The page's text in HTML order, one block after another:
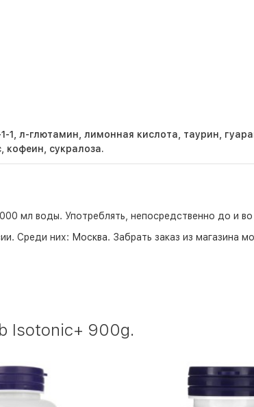
1, л-глютамин, лимонная кислота, таурин,
кофеин, сукралоза.
мл воды. Употреблять, непосредственно до и во
Среди них: Москва. Забрать заказ из магазина
Isotonic+ 900g.